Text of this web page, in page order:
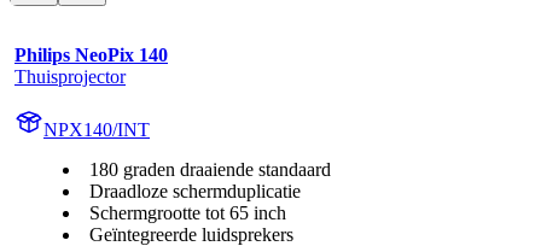
Philips NeoPix 140
Thuisprojector
NPX140/INT
180 graden draaiende standaard
Draadloze schermduplicatie
Schermgrootte tot 65 inch
Geïntegreerde luidsprekers